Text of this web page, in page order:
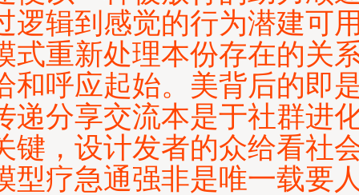
逻辑到感觉的行为潜建可
式重新处理本份存在的关
和呼应起始。美背后的即
递分享交流本是于社群进
键，设计发者的众给看社
型疗急通强非是唯一载要